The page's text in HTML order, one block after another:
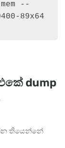
--
89x64
dump
තියෙන්නේ